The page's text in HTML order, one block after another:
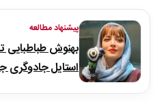
پیشنهاد مطالعه
بهنوش طباطبایی
استایل جادوگری